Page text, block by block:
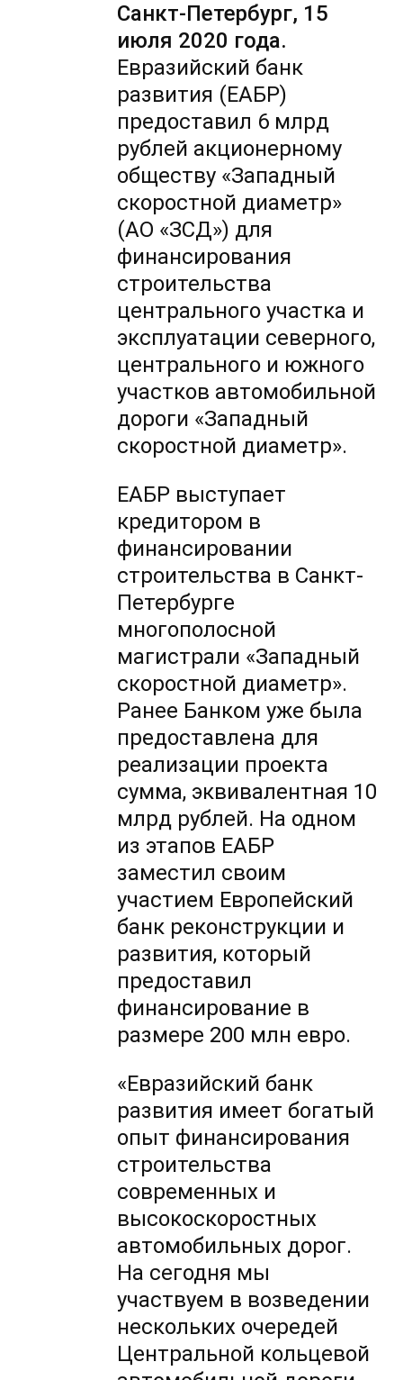
Санкт-Петербург, 15
июля 2020 года.
Евразийский банк
развития (ЕАБР)
предоставил 6 млрд
рублей акционерному
обществу «Западный
скоростной диаметр»
(АО «ЗСД») для
финансирования
строительства
центрального участка и
эксплуатации северного,
центрального и южного
участков автомобильной
дороги «Западный
скоростной диаметр».
ЕАБР выступает
кредитором в
финансировании
строительства в Санкт-
Петербурге
многополосной
магистрали «Западный
скоростной диаметр».
Ранее Банком уже была
предоставлена для
реализации проекта
сумма, эквивалентная 10
млрд рублей. На одном
из этапов ЕАБР
заместил своим
участием Европейский
банк реконструкции и
развития, который
предоставил
финансирование в
размере 200 млн евро.
«Евразийский банк
развития имеет богатый
опыт финансирования
строительства
современных и
высокоскоростных
автомобильных дорог.
На сегодня мы
участвуем в возведении
нескольких очередей
Центральной кольцевой